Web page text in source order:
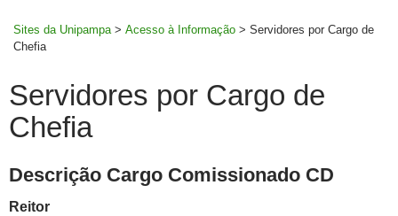
Sites da Unipampa > Acesso à Informação > Servidores por Cargo de
Chefia
Servidores por Cargo de
Chefia
Descrição Cargo Comissionado CD
Reitor